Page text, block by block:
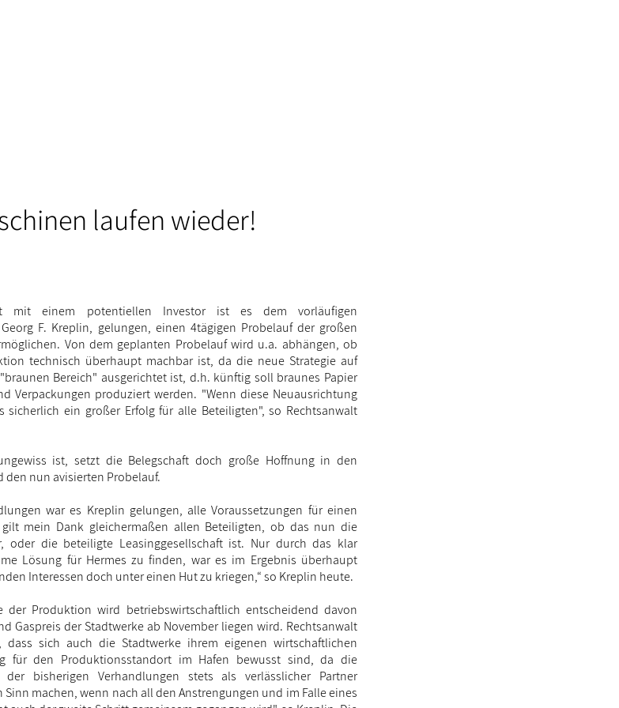
laufen wieder!
mit einem potentiellen Investor ist es dem vorläufigen
F. Kreplin, gelungen, einen 4tägigen Probelauf der großen
Von dem geplanten Probelauf wird u.a. abhängen, ob
technisch überhaupt machbar ist, da die neue Strategie auf
Bereich" ausgerichtet ist, d.h. künftig soll braunes Papier
Verpackungen produziert werden. "Wenn diese Neuausrichtung
sicherlich ein großer Erfolg für alle Beteiligten", so Rechtsanwalt
ist, setzt die Belegschaft doch große Hoffnung in den
nun avisierten Probelauf.
war es Kreplin gelungen, alle Voraussetzungen für einen
mein Dank gleichermaßen allen Beteiligten, ob das nun die
oder die beteiligte Leasinggesellschaft ist. Nur durch das klar
Lösung für Hermes zu finden, war es im Ergebnis überhaupt
Interessen doch unter einen Hut zu kriegen,“ so Kreplin heute.
der Produktion wird betriebswirtschaftlich entscheidend davon
Gaspreis der Stadtwerke ab November liegen wird. Rechtsanwalt
sich auch die Stadtwerke ihrem eigenen wirtschaftlichen
für den Produktionsstandort im Hafen bewusst sind, da die
bisherigen Verhandlungen stets als verlässlicher Partner
machen, wenn nach all den Anstrengungen und im Falle eines